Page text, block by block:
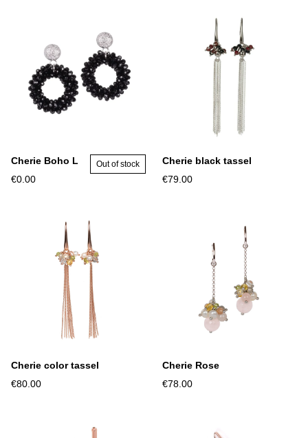
Cherie Boho L
€0.00
Out of stock
Cherie black tassel
€79.00
Cherie color tassel
€80.00
Cherie Rose
€78.00